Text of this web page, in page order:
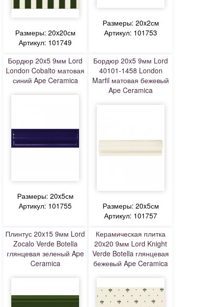
Размеры: 20x20см
Артикул: 101749
Размеры: 20x2см
Артикул: 101753
Бордюр 20x5 9мм Lord
London Cobalto матовая
синий Ape Ceramica
Размеры: 20x5см
Артикул: 101755
Бордюр 20x5 9мм Lord
40101-1458 London
Marfil матовая бежевый
Ape Ceramica
Размеры: 20x5см
Артикул: 101757
Плинтус 20x15 9мм Lord
Zocalo Verde Botella
глянцевая зеленый Ape
Ceramica
Керамическая плитка
20x20 9мм Lord Knight
Verde Botella глянцевая
бежевый Ape Ceramica